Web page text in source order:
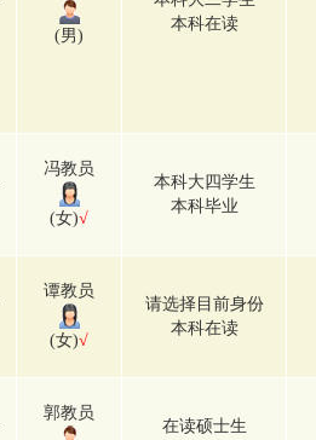
(男)
本科在读
冯教员
(女)√
本科大四学生
本科毕业
谭教员
(女)√
请选择目前身份
本科在读
郭教员
在读硕士生